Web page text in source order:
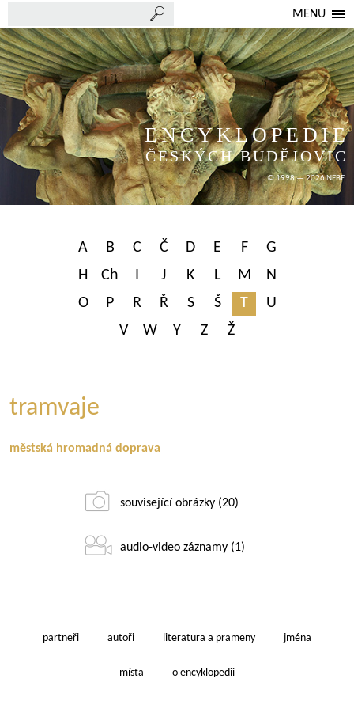
MENU
ENCYKLOPEDIE
ČESKÝCH BUDĚJOVIC
© 1998 — 2026 NEBE
A B C Č D E F
G
H
Ch I J K L M
N
O
P R Ř S Š T
U
V
W Y Z Ž
tramvaje
městská hromadná doprava
související obrázky (20)
audio-video záznamy (1)
partneři autoři literatura a prameny jména
místa o encyklopedii